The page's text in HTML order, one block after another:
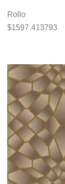
Rollo
$1597.413793